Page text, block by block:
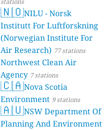
🇳🇴NILU - Norsk
Institutt For Luftforskning
(Norwegian Institute For
Air Research) 77 stations
Northwest Clean Air
Agency 7 stations
🇨🇦Nova Scotia
Environment 9 stations
🇦🇺NSW Department Of
Planning And Environment